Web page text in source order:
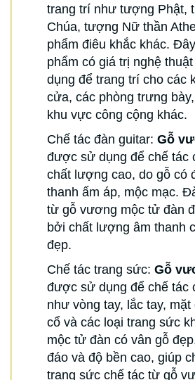
trang trí như tượng Phật,
Chúa, tượng Nữ thần
phẩm điêu khắc khác.
phẩm có giá trị nghệ
dụng để trang trí cho các
cửa, các phòng trưng
khu vực công cộng khác.
Chế tác đàn guitar: Gỗ
được sử dụng để chế tác
chất lượng cao, do gỗ có
thanh ấm áp, mộc mạc.
từ gỗ vương mộc tử đàn
bởi chất lượng âm thanh
đẹp.
Chế tác trang sức: Gỗ
được sử dụng để chế tác
như vòng tay, lắc tay,
cổ và các loại trang sức
mộc tử đàn có vân gỗ
đáo và độ bền cao, giúp
trang sức chế tác từ gỗ